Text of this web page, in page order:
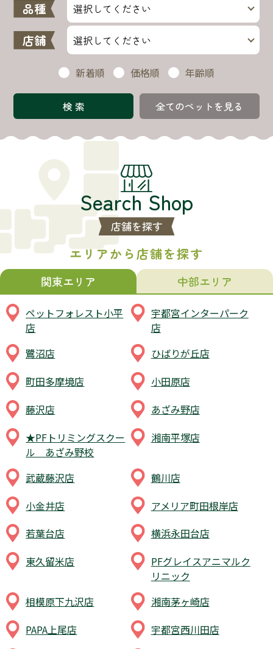
品種
店舗
新着順 価格順 年齢順
全てのペットを見る
Search Shop
店舗を探す
エリアから店舗を探す
関東エリア 中部エリア
ペットフォレスト小平
店
宇都宮インターパーク
店
鷺沼店
ひばりが丘店
町田多摩境店
小田原店
藤沢店
あざみ野店
★PFトリミングスクー
ル あざみ野校
湘南平塚店
武蔵藤沢店
鶴川店
小金井店
アメリア町田根岸店
若葉台店
横浜永田台店
東久留米店
PFグレイスアニマルク
リニック
相模原下九沢店
湘南茅ヶ崎店
PAPA上尾店
宇都宮西川田店